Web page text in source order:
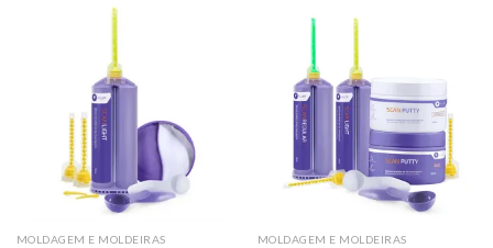
MOLDAGEM E MOLDEIRAS MOLDAGEM E MOLDEIRAS